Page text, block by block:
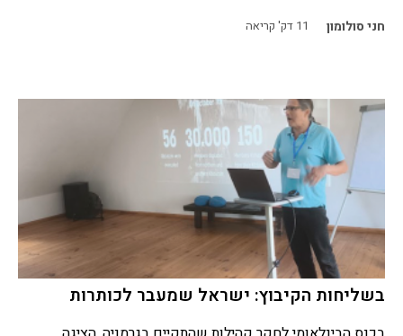
חני סולומון 11 דק' קריאה
בשליחות הקיבוץ: ישראל שמעבר לכותרות